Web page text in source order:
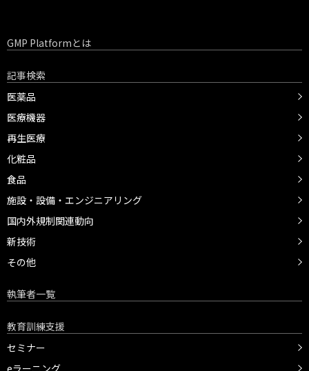
GMP Platformとは
記事検索
医薬品
医療機器
再生医療
化粧品
食品
施設・設備・エンジニアリング
国内外規制関連動向
新技術
その他
執筆者一覧
教育訓練支援
セミナー